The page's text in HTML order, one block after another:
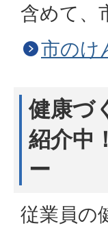
含めて、
市のけ
健康づ
紹介中
ー
従業員の